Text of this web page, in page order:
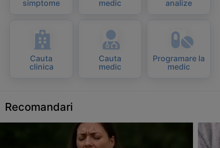
simptome
medic
analize
Cauta
clinica
Cauta
medic
Programare la
medic
Recomandari